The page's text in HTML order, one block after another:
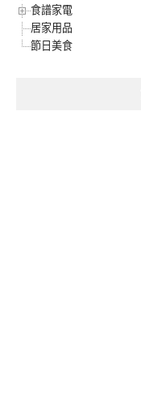
食譜家電
居家用品
節日美食